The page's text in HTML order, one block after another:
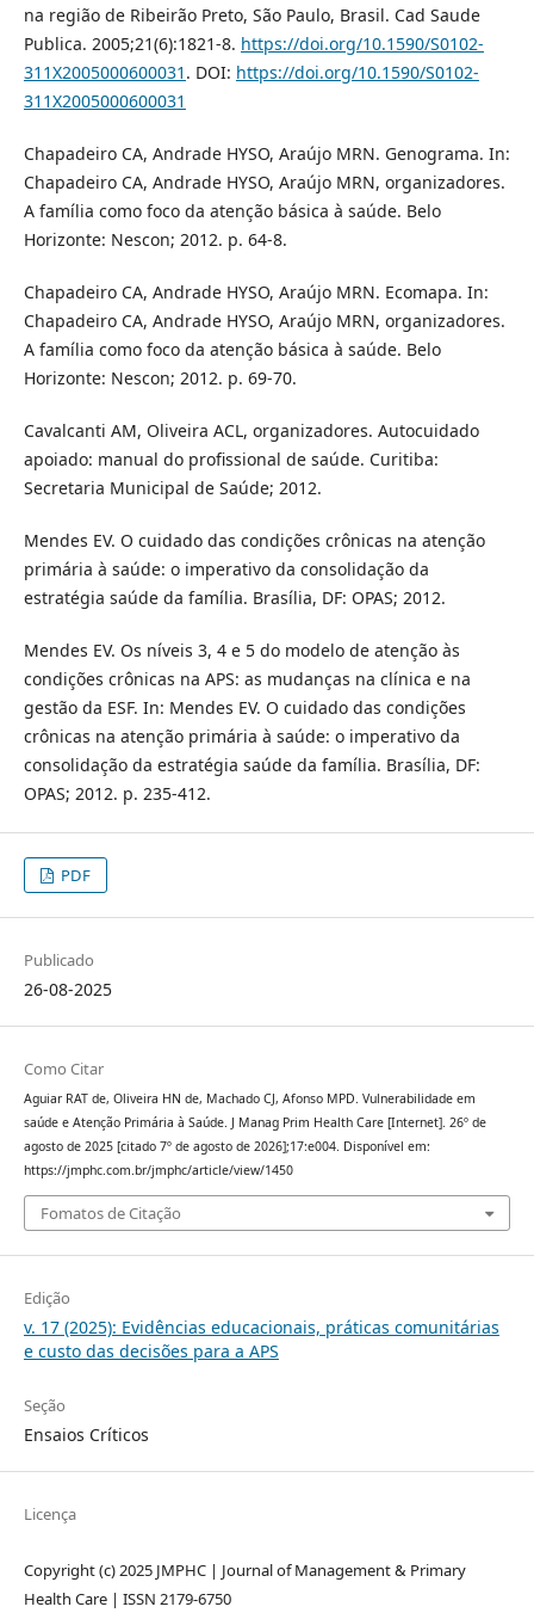
na região de Ribeirão Preto, São Paulo, Brasil. Cad Saude
Publica. 2005;21(6):1821-8. https://doi.org/10.1590/S0102-
311X2005000600031 . DOI: https://doi.org/10.1590/S0102-
311X2005000600031
Chapadeiro CA, Andrade HYSO, Araújo MRN. Genograma. In:
Chapadeiro CA, Andrade HYSO, Araújo MRN, organizadores.
A família como foco da atenção básica à saúde. Belo
Horizonte: Nescon; 2012. p. 64-8.
Chapadeiro CA, Andrade HYSO, Araújo MRN. Ecomapa. In:
Chapadeiro CA, Andrade HYSO, Araújo MRN, organizadores.
A família como foco da atenção básica à saúde. Belo
Horizonte: Nescon; 2012. p. 69-70.
Cavalcanti AM, Oliveira ACL, organizadores. Autocuidado
apoiado: manual do profissional de saúde. Curitiba:
Secretaria Municipal de Saúde; 2012.
Mendes EV. O cuidado das condições crônicas na atenção
primária à saúde: o imperativo da consolidação da
estratégia saúde da família. Brasília, DF: OPAS; 2012.
Mendes EV. Os níveis 3, 4 e 5 do modelo de atenção às
condições crônicas na APS: as mudanças na clínica e na
gestão da ESF. In: Mendes EV. O cuidado das condições
crônicas na atenção primária à saúde: o imperativo da
consolidação da estratégia saúde da família. Brasília, DF:
OPAS; 2012. p. 235-412.
PDF
Publicado
26-08-2025
Como Citar
Aguiar RAT de, Oliveira HN de, Machado CJ, Afonso MPD. Vulnerabilidade em
saúde e Atenção Primária à Saúde. J Manag Prim Health Care [Internet]. 26º de
agosto de 2025 [citado 7º de agosto de 2026];17:e004. Disponível em:
https://jmphc.com.br/jmphc/article/view/1450
Fomatos de Citação
Edição
v. 17 (2025): Evidências educacionais, práticas comunitárias
e custo das decisões para a APS
Seção
Ensaios Críticos
Licença
Copyright (c) 2025 JMPHC | Journal of Management & Primary
Health Care | ISSN 2179-6750